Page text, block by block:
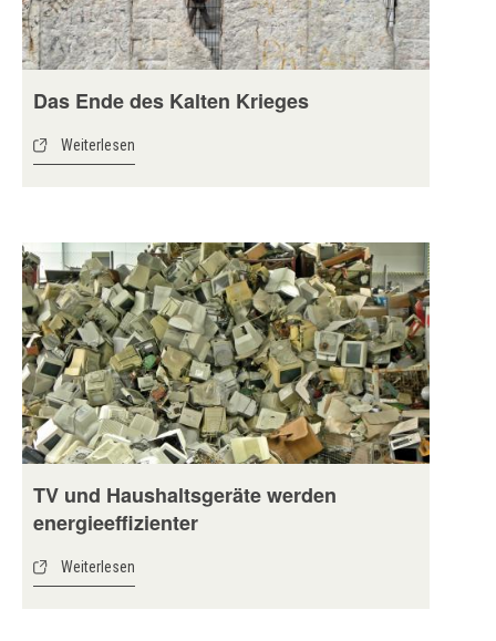
Das Ende des Kalten Krieges
Weiterlesen
TV und Haushaltsgeräte werden
energieeffizienter
Weiterlesen